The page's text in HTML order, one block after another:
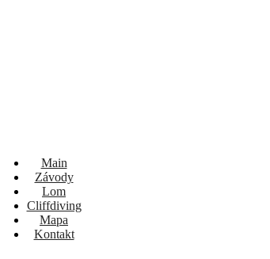
Main
Závody
Lom
Cliffdiving
Mapa
Kontakt